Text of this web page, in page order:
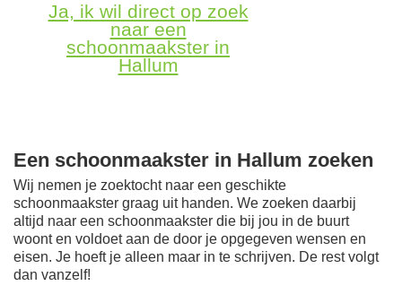
Ja, ik wil direct op zoek
naar een
schoonmaakster in
Hallum
Een schoonmaakster in Hallum zoeken
Wij nemen je zoektocht naar een geschikte
schoonmaakster graag uit handen. We zoeken daarbij
altijd naar een schoonmaakster die bij jou in de buurt
woont en voldoet aan de door je opgegeven wensen en
eisen. Je hoeft je alleen maar in te schrijven. De rest volgt
dan vanzelf!